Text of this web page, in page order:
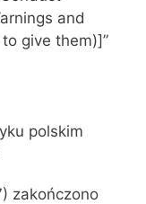
and
give them)]”
polskim
zakończono